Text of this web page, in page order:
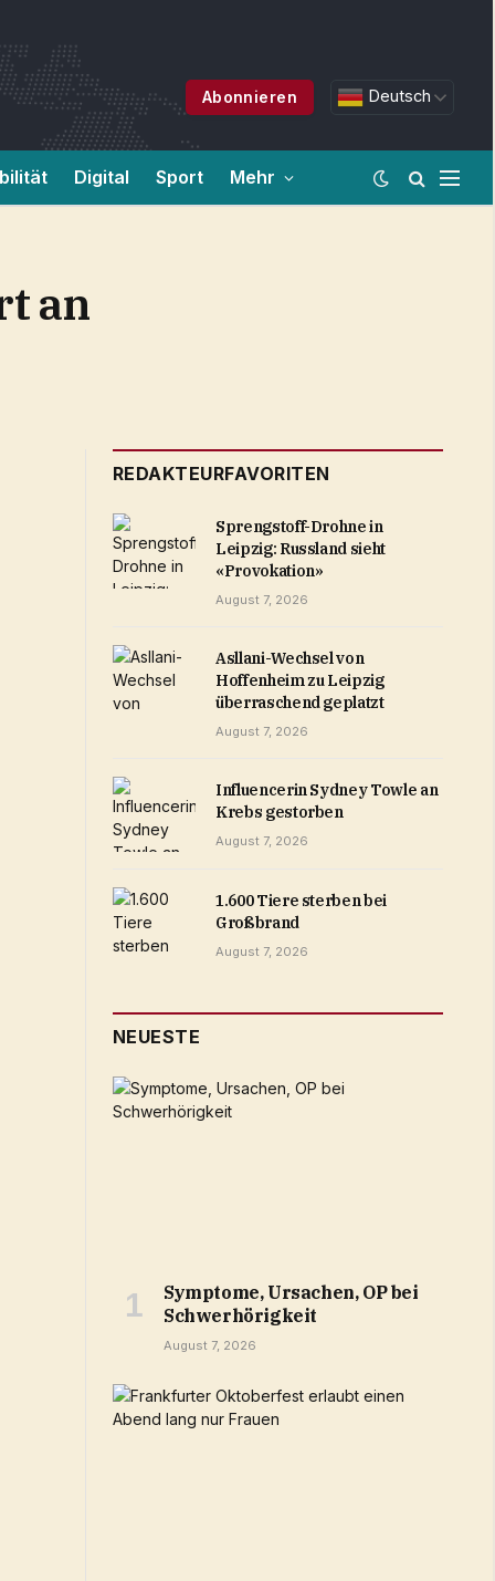
Abonnieren Deutsch
Digital Sport Mehr
an
REDAKTEURFAVORITEN
Sprengstoff-Drohne in
Leipzig: Russland sieht
«Provokation»
August 7, 2026
Asllani-Wechsel von
Hoffenheim zu Leipzig
überraschend geplatzt
August 7, 2026
Influencerin Sydney Towle an
Krebs gestorben
August 7, 2026
1.600 Tiere sterben bei
Großbrand
August 7, 2026
NEUESTE
Symptome, Ursachen, OP bei
Schwerhörigkeit
August 7, 2026